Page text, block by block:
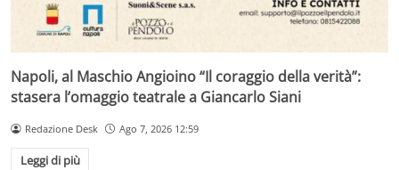
Napoli, al Maschio Angioino “Il coraggio della verità”:
stasera l’omaggio teatrale a Giancarlo Siani
Redazione Desk Ago 7, 2026 12:59
Leggi di più